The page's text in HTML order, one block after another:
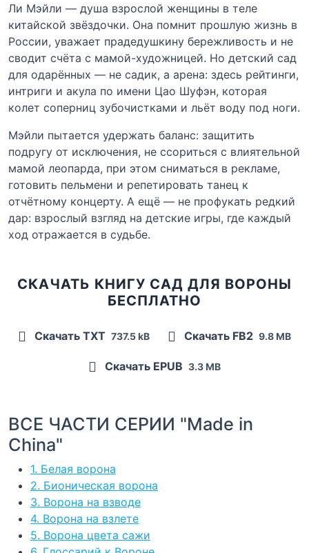
Ли Мэйли — душа взрослой женщины в теле
китайской звёздочки. Она помнит прошлую жизнь в
России, уважает прадедушкину бережливость и не
сводит счёта с мамой-художницей. Но детский сад
для одарённых — не садик, а арена: здесь рейтинги,
интриги и акула по имени Цао Шуфэн, которая
колет соперниц зубочистками и льёт воду под ноги.
Мэйли пытается удержать баланс: защитить
подругу от исключения, не ссориться с влиятельной
мамой леопарда, при этом сниматься в рекламе,
готовить пельмени и репетировать танец к
отчётному концерту. А ещё — не профукать редкий
дар: взрослый взгляд на детские игры, где каждый
ход отражается в судьбе.
СКАЧАТЬ КНИГУ САД ДЛЯ ВОРОНЫ
БЕСПЛАТНО
Скачать TXT 737.5 kB Скачать FB2 9.8 MB
Скачать EPUB 3.3 MB
ВСЕ ЧАСТИ СЕРИИ "Made in
China"
1. Белая ворона
2. Бионическая ворона
3. Ворона на взводе
4. Ворона на взлете
5. Ворона цвета сажи